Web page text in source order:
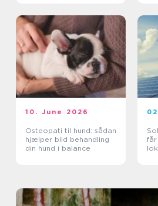
10. June 2026
Osteopati til hund: sådan
hjælper blid behandling
din hund i balance
får